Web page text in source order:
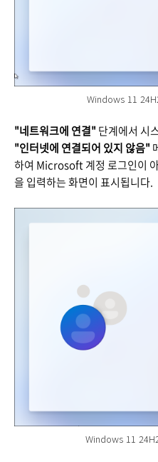
Windows 11
"네트워크에 연결" 단계에서 시
"인터넷에 연결되어 있지 않음"
하여 Microsoft 계정 로그인이
을 입력하는 화면이 표시됩니다.
Windows 11